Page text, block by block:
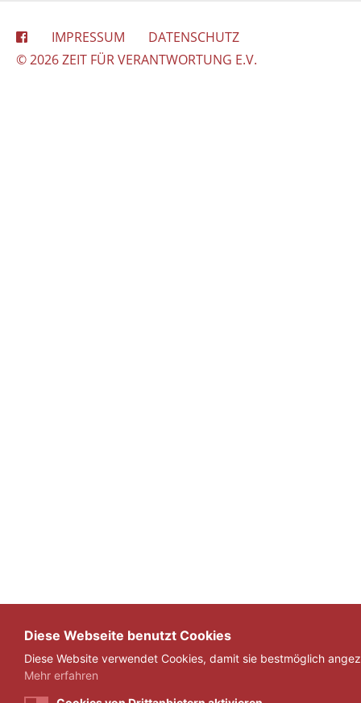
IMPRESSUM
DATENSCHUTZ
© 2026 ZEIT FÜR VERANTWORTUNG E.V.
Diese Webseite benutzt Cookies
Diese Website verwendet Cookies, damit sie bestmöglich
Mehr erfahren